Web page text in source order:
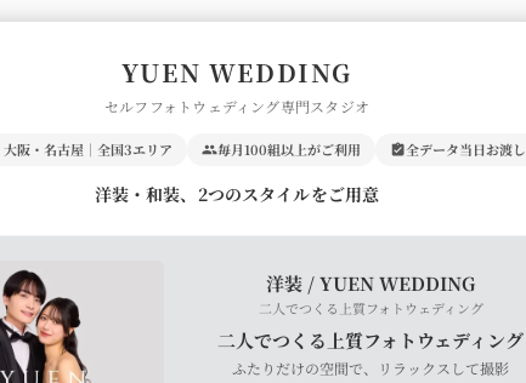
YUEN WEDDING
セルフフォトウェディング専門スタジオ
大阪・名古屋｜全国3エリア 毎月100組以上がご利用 全データ当日お渡し
洋装・和装、2つのスタイルをご用意
洋装 / YUEN WEDDING
二人でつくる上質フォトウェディング
二人でつくる上質フォトウェディング
ふたりだけの空間で、リラックスして撮影